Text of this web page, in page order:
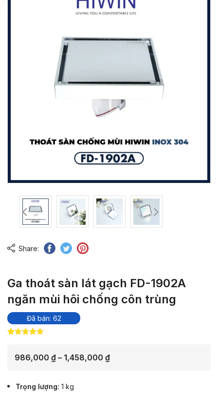
Share:
Ga thoát sàn lát gạch FD-1902A
ngăn mùi hôi chống côn trùng
Đã bán: 62
đánh giá
986,000 ₫ – 1,458,000 ₫Khoảng
Trọng lượng 1 kg